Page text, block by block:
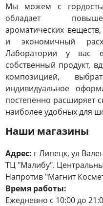
Мы можем с
обладает
ароматических
и экономичный
Лаборатории у вас
собственный продукт,
композицией,
индивидуальное
постепенно расширяет
наиболее удобных для
Наши магазины
Адрес: г Липецк, ул
ТЦ "Малибу".
Напротив "Магнит
Время работы:
Ежедневно с 10:00 до